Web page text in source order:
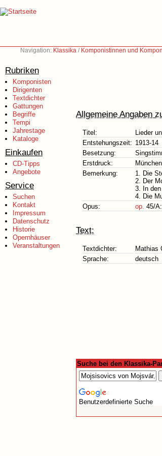
Navigation: Klassika / Komponistinnen und
Rubriken
Komponisten
Dirigenten
Textdichter
Gattungen
Begriffe
Tempi
Jahrestage
Kataloge
Einkaufen
CD-Tipps
Angebote
Service
Suchen
Kontakt
Impressum
Datenschutz
Historie
Opernhäuser
Veranstaltungen
Allgemeine Angaben
Titel:
Lieder
Entstehungszeit: 1913-14
Besetzung:
Erstdruck:
Bemerkung:
1. Die
2. Der
3. In
4. Die
Opus:
op. 45/A:
Text:
Textdichter:
Mathias
Sprache:
deutsch
Suche bei den Klassika-
Benutzerdefinierte Suche